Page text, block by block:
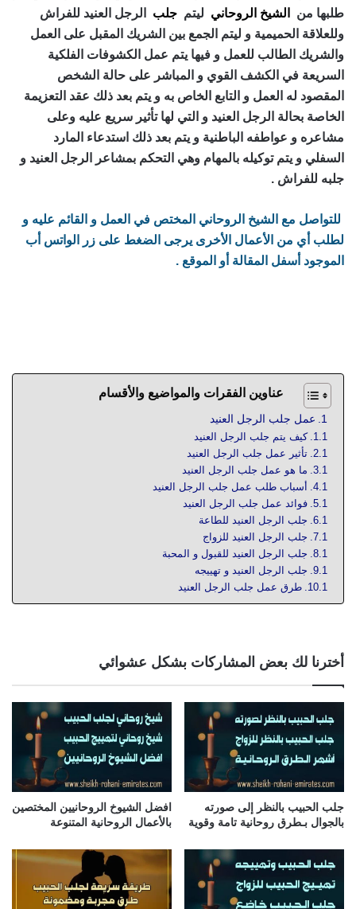
طلبها من
الشيخ الروحاني ليتم جلب
الرجل العنيد للفراش
وللعلاقة الحميمية و ليتم الجمع بين الشريك المقبل على العمل
والشريك الطالب للعمل و فيها يتم عمل الكشوفات الفلكية
السريعة في الكشف القوي و المباشر على حالة الشخص
المقصود له العمل و التابع الخاص به و يتم بعد ذلك عقد التعزيمة
الخاصة بحالة الرجل العنيد و التي لها تأثير سريع عليه وعلى
مشاعره و عواطفه الباطنية و يتم بعد ذلك استدعاء المارد
السفلي و يتم توكيله بالمهام وهي التحكم بمشاعر الرجل العنيد و
جلبه للفراش .
للتواصل مع الشيخ الروحاني المختص في العمل و القائم عليه و
لطلب أي من الأعمال الأخرى يرجى الضغط على زر الواتس أب
الموجود أسفل المقالة أو الموقع .
عناوين الفقرات والمواضيع والأقسام
عمل جلب الرجل العنيد
كيف يتم جلب الرجل العنيد
تأثير عمل جلب الرجل العنيد
ما هو عمل جلب الرجل العنيد
أسباب طلب عمل جلب الرجل العنيد
فوائد عمل جلب الرجل العنيد
جلب الرجل العنيد للطاعة
جلب الرجل العنيد للزواج
جلب الرجل العنيد للقبول و المحبة
جلب الرجل العنيد و تهييجه
طرق عمل جلب الرجل العنيد
أخترنا لك بعض المشاركات بشكل عشوائي
جلب الحبيب بالنظر إلى صورته
بالجوال بـطرق روحانية تامة وقوية
افضل الشيوخ الروحانيين المختصين
بالأعمال الروحانية المتنوعة